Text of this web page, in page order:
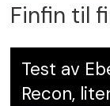
Finfin til
Test av
Recon,